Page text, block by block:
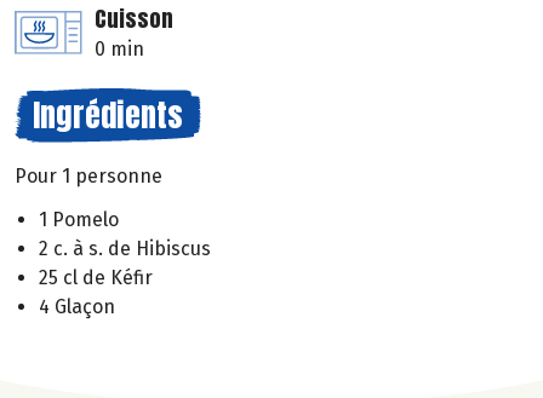
Cuisson
0 min
Ingrédients
Pour 1 personne
1 Pomelo
2 c. à s. de Hibiscus
25 cl de Kéfir
4 Glaçon